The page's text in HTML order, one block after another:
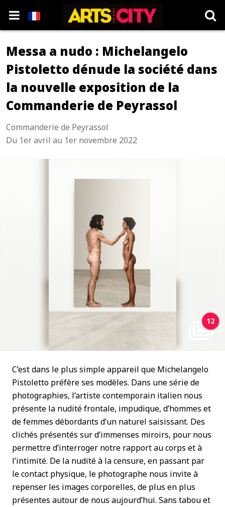
Messa a nudo : Michelangelo
Pistoletto dénude la société dans
la nouvelle exposition de la
Commanderie de Peyrassol
Commanderie de Peyrassol
Du 1er avril au 1er novembre 2022
12
C’est dans le plus simple appareil que Michelangelo
Pistoletto préfère ses modèles. Dans une série de
photographies, l’artiste contemporain italien nous
présente la nudité frontale, impudique, d’hommes et
de femmes débordants d’un naturel saisissant. Des
clichés présentés sur d’immenses miroirs, pour nous
permettre d’interroger notre rapport au corps et à
l’intimité. De la nudité à la censure, en passant par
le contact physique, le photographe nous invite à
repenser les images corporelles, de plus en plus
présentes autour de nous aujourd’hui. Sans tabou et